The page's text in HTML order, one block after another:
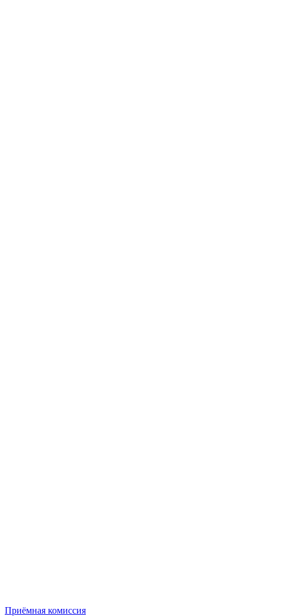
Приёмная комиссия